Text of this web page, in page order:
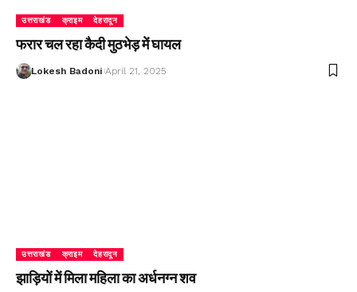
उत्तराखंड क्राइम देहरादून
फरार चल रहा कैदी मुठभेड़ में घायल
Lokesh Badoni April 21, 2025
उत्तराखंड क्राइम देहरादून
झाड़ियों में मिला महिला का अर्धनग्न शव